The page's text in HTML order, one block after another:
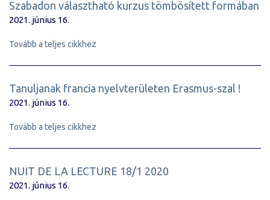
Szabadon választható kurzus tömbösített formában
2021. június 16.
Tovább a teljes cikkhez
Tanuljanak francia nyelvterületen Erasmus-szal !
2021. június 16.
Tovább a teljes cikkhez
NUIT DE LA LECTURE 18/1 2020
2021. június 16.